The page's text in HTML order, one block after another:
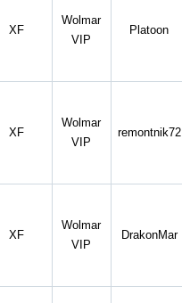
XF
Wolmar
VIP
Platoon
XF
Wolmar
VIP
remontnik72
XF
Wolmar
VIP
DrakonMar